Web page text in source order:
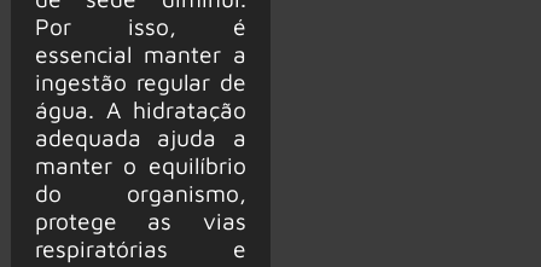
Por isso, é
essencial manter a
ingestão regular de
água. A hidratação
adequada ajuda a
manter o equilíbrio
do organismo,
protege as vias
respiratórias e